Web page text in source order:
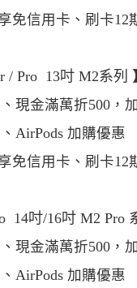
免信用卡、刷卡12
/ Pro 13吋 M2系列
現金滿萬折500，
AirPods 加購優惠
免信用卡、刷卡12
14吋/16吋 M2 Pro
現金滿萬折500，
AirPods 加購優惠